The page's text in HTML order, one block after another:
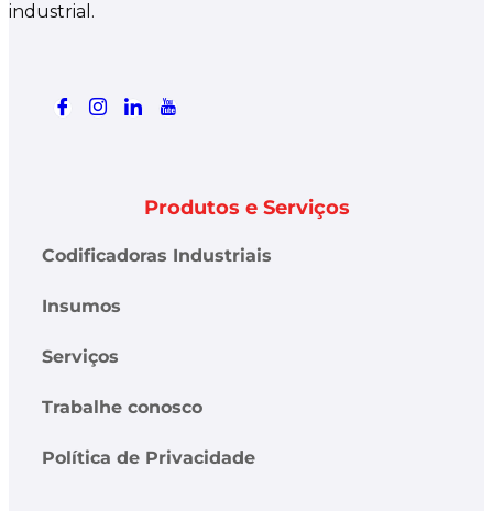
industrial.
Produtos e Serviços
Codificadoras Industriais
Insumos
Serviços
Trabalhe conosco
Política de Privacidade